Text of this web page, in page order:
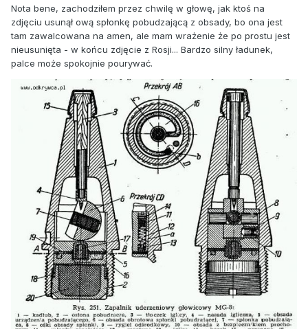
Nota bene, zachodziłem przez chwilę w głowę, jak ktoś na
zdjęciu usunął ową spłonkę pobudzającą z obsady, bo ona jest
tam zawalcowana na amen, ale mam wrażenie że po prostu jest
nieusunięta - w końcu zdjęcie z Rosji... Bardzo silny ładunek,
palce może spokojnie pourywać.